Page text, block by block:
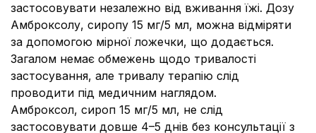
застосовувати незалежно від вживання їжі. Дозу
Амброксолу, сиропу 15 мг/5 мл, можна відміряти
за допомогою мірної ложечки, що додається.
Загалом немає обмежень щодо тривалості
застосування, але тривалу терапію слід
проводити під медичним наглядом.
Амброксол, сироп 15 мг/5 мл, не слід
застосовувати довше 4–5 днів без консультації з